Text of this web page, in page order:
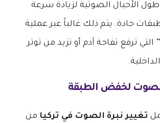
الأحبال الصوتية لزيادة سرعة
طبقات حادة. يتم ذلك غالباً عبر عملية
التي ترفع تفاحة آدم أو تزيد من توتر
لخفض الطبقة
تغيير نبرة الصوت في تركيا من